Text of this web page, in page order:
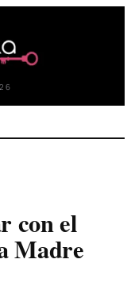
con el
Madre